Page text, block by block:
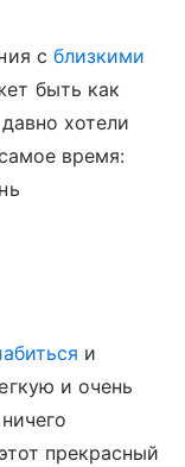
с близкими
быть как
хотели
время:
и
и очень
прекрасный